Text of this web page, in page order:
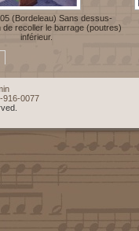
(Bordeleau) Sans dessus-
de recoller le barrage (poutres)
inférieur.
916-0077